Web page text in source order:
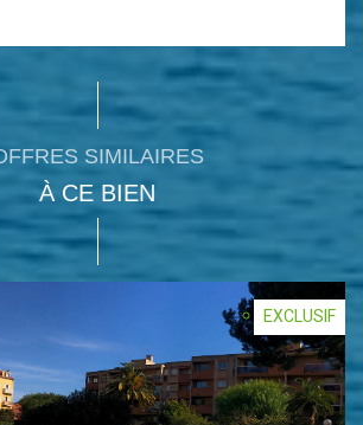
SIMILAIRES
À CE BIEN
EXCLUSIF